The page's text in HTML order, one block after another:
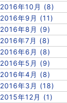
2016年10月 (8)
2016年9月 (11)
2016年8月 (9)
2016年7月 (8)
2016年6月 (8)
2016年5月 (9)
2016年4月 (8)
2016年3月 (18)
2015年12月 (1)